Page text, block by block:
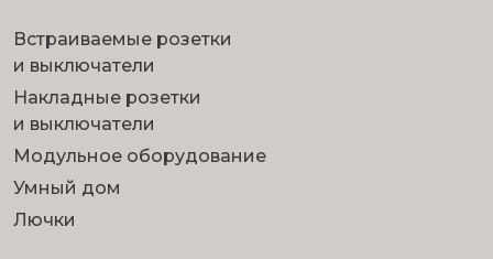
Встраиваемые розетки
и выключатели
Накладные розетки
и выключатели
Модульное оборудование
Умный дом
Лючки